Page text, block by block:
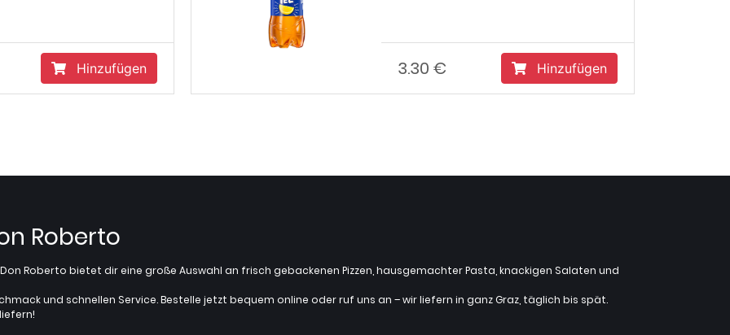
Hinzufügen 3.30 € Hinzufügen
Roberto
Roberto bietet dir eine große Auswahl an frisch gebackenen Pizzen, hausgemachter Pasta, knackigen Salaten und
und schnellen Service. Bestelle jetzt bequem online oder ruf uns an – wir liefern in ganz Graz, täglich bis spät.